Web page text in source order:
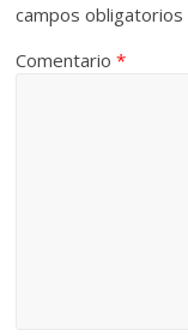
campos
Comentario*